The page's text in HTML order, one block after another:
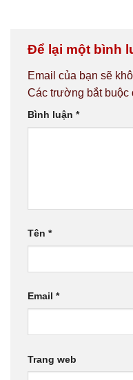
Để lại một bình
Email của bạn sẽ
Các trường bắt buộc
Bình luận *
Tên *
Email *
Trang web